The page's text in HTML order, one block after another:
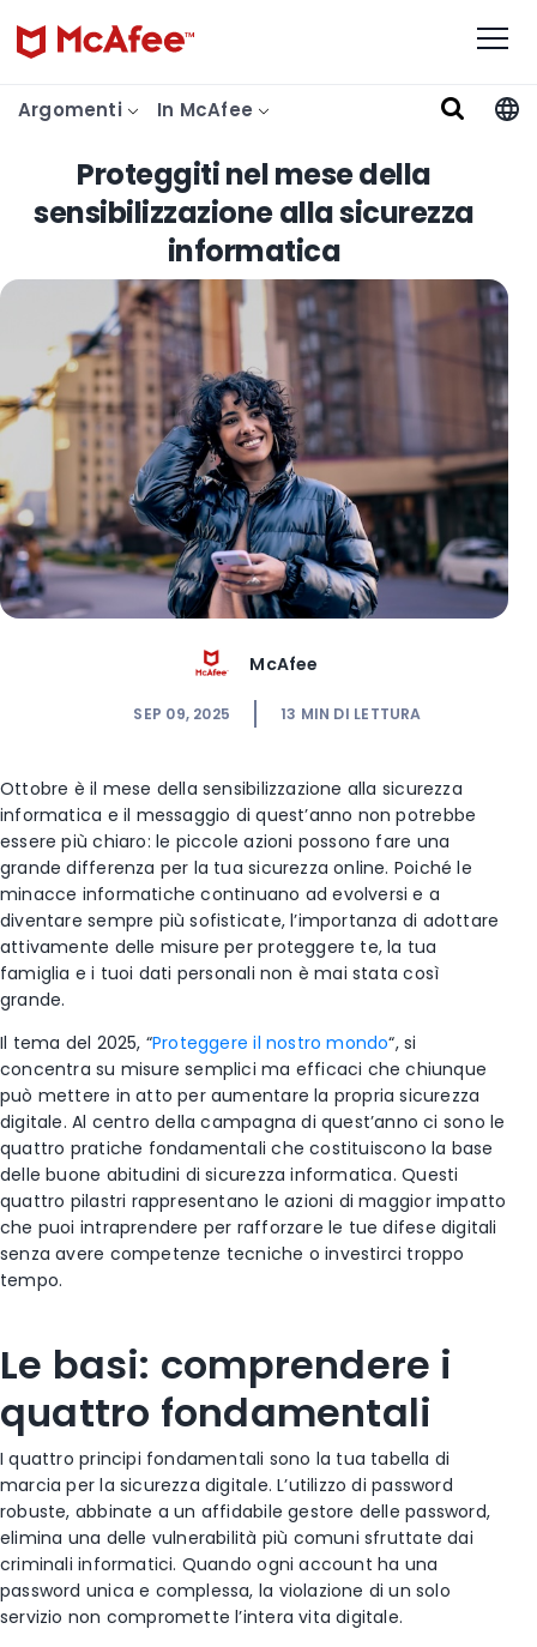
Argomenti In McAfee
Proteggiti nel mese della
sensibilizzazione alla sicurezza
informatica
McAfee
SEP 09, 2025 13 MIN DI LETTURA
Ottobre è il mese della sensibilizzazione alla sicurezza
informatica e il messaggio di quest’anno non potrebbe
essere più chiaro: le piccole azioni possono fare una
grande differenza per la tua sicurezza online. Poiché le
minacce informatiche continuano ad evolversi e a
diventare sempre più sofisticate, l’importanza di adottare
attivamente delle misure per proteggere te, la tua
famiglia e i tuoi dati personali non è mai stata così
grande.
Il tema del 2025, “Proteggere il nostro mondo“, si
concentra su misure semplici ma efficaci che chiunque
può mettere in atto per aumentare la propria sicurezza
digitale. Al centro della campagna di quest’anno ci sono le
quattro pratiche fondamentali che costituiscono la base
delle buone abitudini di sicurezza informatica. Questi
quattro pilastri rappresentano le azioni di maggior impatto
che puoi intraprendere per rafforzare le tue difese digitali
senza avere competenze tecniche o investirci troppo
tempo.
Le basi: comprendere i
quattro fondamentali
I quattro principi fondamentali sono la tua tabella di
marcia per la sicurezza digitale. L’utilizzo di password
robuste, abbinate a un affidabile gestore delle password,
elimina una delle vulnerabilità più comuni sfruttate dai
criminali informatici. Quando ogni account ha una
password unica e complessa, la violazione di un solo
servizio non compromette l’intera vita digitale.